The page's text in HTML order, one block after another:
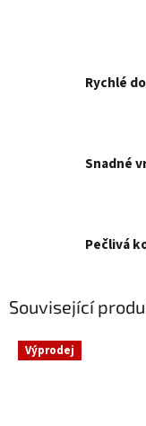
Rychlé
Snadné
Pečlivá
Související
Výprodej